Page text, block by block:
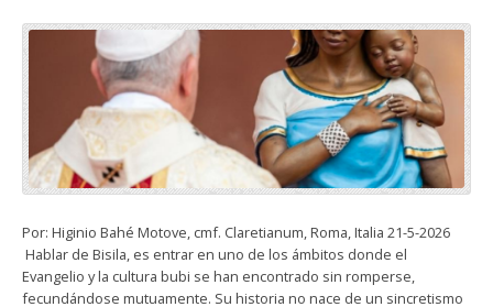
Por: Higinio Bahé Motove, cmf. Claretianum, Roma, Italia 21-5-2026
Hablar de Bisila, es entrar en uno de los ámbitos donde el
Evangelio y la cultura bubi se han encontrado sin romperse,
fecundándose mutuamente. Su historia no nace de un sincretismo